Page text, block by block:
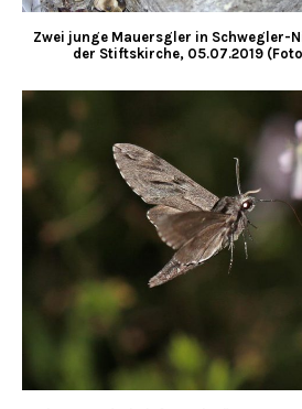
Zwei junge Mauersgler in Schwegler-
der Stiftskirche, 05.07.2019